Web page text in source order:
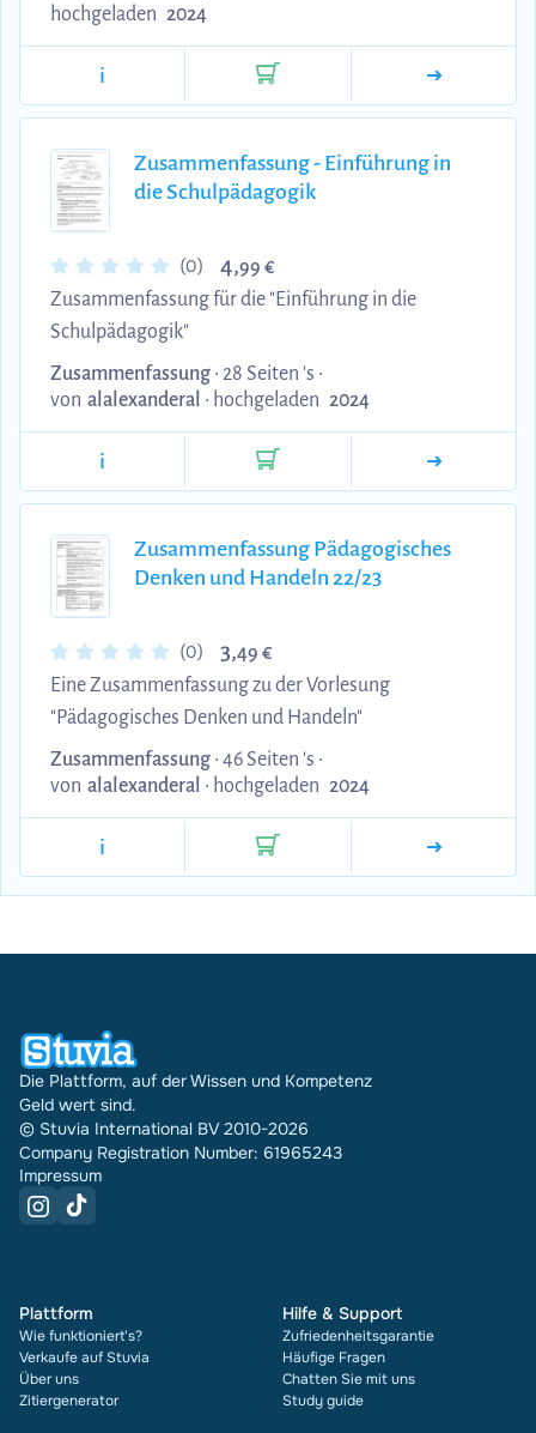
hochgeladen 2024
i
Zusammenfassung - Einführung in
die Schulpädagogik
(0) 4,99 €
Zusammenfassung für die "Einführung in die
Schulpädagogik"
Zusammenfassung • 28 Seiten 's •
von alalexanderal • hochgeladen 2024
i
Zusammenfassung Pädagogisches
Denken und Handeln 22/23
(0) 3,49 €
Eine Zusammenfassung zu der Vorlesung
"Pädagogisches Denken und Handeln"
Zusammenfassung • 46 Seiten 's •
von alalexanderal • hochgeladen 2024
i
Die Plattform, auf der Wissen und Kompetenz
Geld wert sind.
© Stuvia International BV 2010-2026
Company Registration Number: 61965243
Impressum
Plattform
Wie funktioniert's?
Verkaufe auf Stuvia
Über uns
Zitiergenerator
Hilfe & Support
Zufriedenheitsgarantie
Häufige Fragen
Chatten Sie mit uns
Study guide